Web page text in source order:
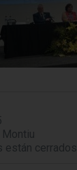
están cerrados.